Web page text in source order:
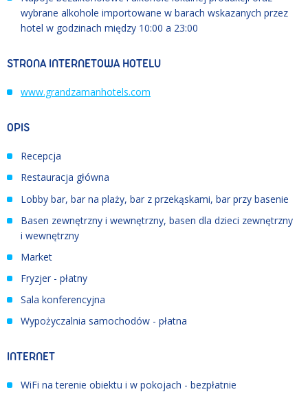
wybrane alkohole importowane w barach wskazanych przez
hotel w godzinach między 10:00 a 23:00
STRONA INTERNETOWA HOTELU
www.grandzamanhotels.com
OPIS
Recepcja
Restauracja główna
Lobby bar, bar na plaży, bar z przekąskami, bar przy basenie
Basen zewnętrzny i wewnętrzny, basen dla dzieci zewnętrzny
i wewnętrzny
Market
Fryzjer - płatny
Sala konferencyjna
Wypożyczalnia samochodów - płatna
INTERNET
WiFi na terenie obiektu i w pokojach - bezpłatnie